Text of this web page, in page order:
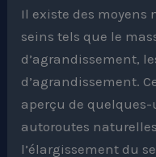
Il existe des moyens
seins tels que le
d’agrandissement,
d’agrandissement.
aperçu de
autoroutes
l’élargissement du